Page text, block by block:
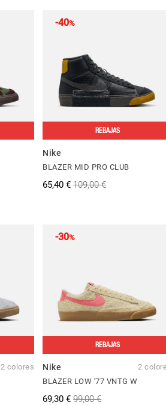
-40%
REBAJAS
Nike
BLAZER MID PRO CLUB
65,40 € 109,00 €
2 colores
-30%
REBAJAS
Nike
2
BLAZER LOW '77 VNTG W
69,30 € 99,00 €